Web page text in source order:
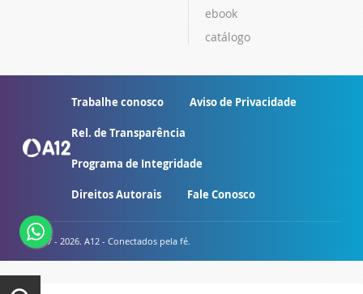
ebook
catálogo
Trabalhe conosco Aviso de Privacidade
Rel. de Transparência
Programa de Integridade
Direitos Autorais Fale Conosco
© 2007 - 2026. A12 - Conectados pela fé.